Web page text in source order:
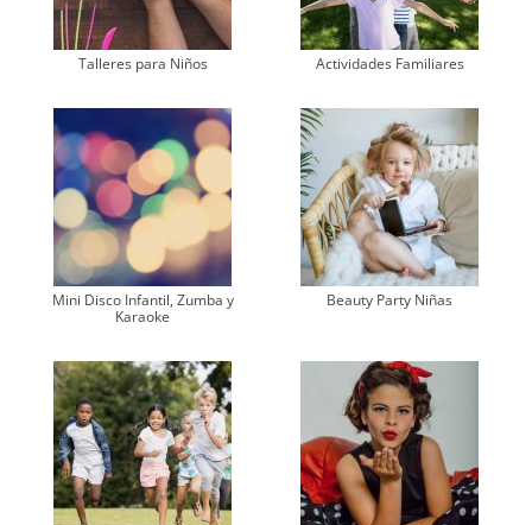
Talleres para Niños Actividades Familiares
Mini Disco Infantil, Zumba y
Karaoke
Beauty Party Niñas